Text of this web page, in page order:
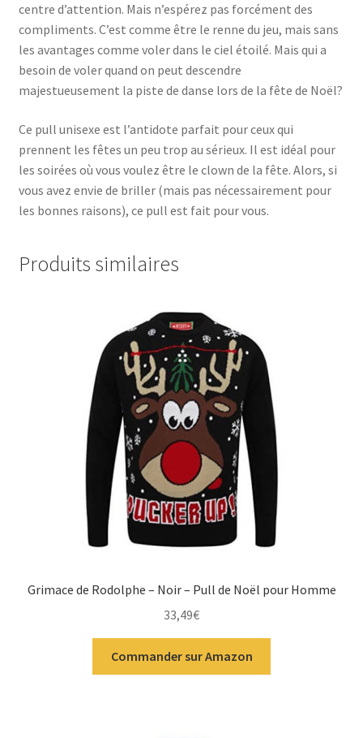
centre d’attention. Mais n’espérez pas forcément des
compliments. C’est comme être le renne du jeu, mais sans
les avantages comme voler dans le ciel étoilé. Mais qui a
besoin de voler quand on peut descendre
majestueusement la piste de danse lors de la fête de Noël?
Ce pull unisexe est l’antidote parfait pour ceux qui
prennent les fêtes un peu trop au sérieux. Il est idéal pour
les soirées où vous voulez être le clown de la fête. Alors, si
vous avez envie de briller (mais pas nécessairement pour
les bonnes raisons), ce pull est fait pour vous.
Produits similaires
Grimace de Rodolphe – Noir – Pull de Noël pour Homme
33,49€
Commander sur Amazon